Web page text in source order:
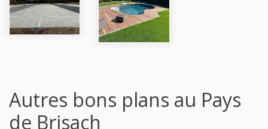
Autres bons plans au Pays
de Brisach